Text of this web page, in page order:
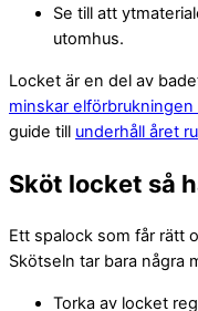
Se till att
utomhus.
Locket är en del av
minskar
guide till underhåll året
Sköt locket så
Ett spalock som får rätt
Skötseln tar bara några
Torka av locket